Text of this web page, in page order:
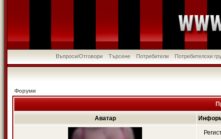
Въпроси/Отговори Търсене Потребители Потребителски
Форуми
Аватар